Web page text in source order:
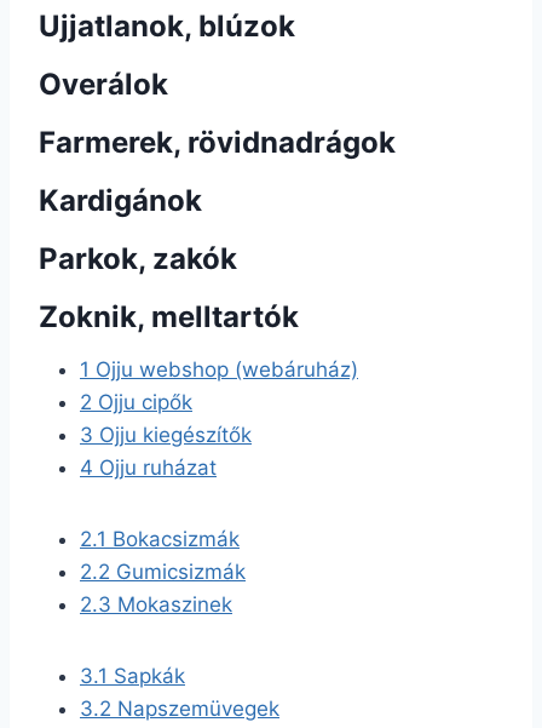
Ujjatlanok, blúzok
Overálok
Farmerek, rövidnadrágok
Kardigánok
Parkok, zakók
Zoknik, melltartók
1 Ojju webshop (webáruház)
2 Ojju cipők
3 Ojju kiegészítők
4 Ojju ruházat
2.1 Bokacsizmák
2.2 Gumicsizmák
2.3 Mokaszinek
3.1 Sapkák
3.2 Napszemüvegek